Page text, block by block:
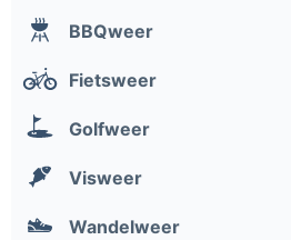
BBQweer
Fietsweer
Golfweer
Visweer
Wandelweer